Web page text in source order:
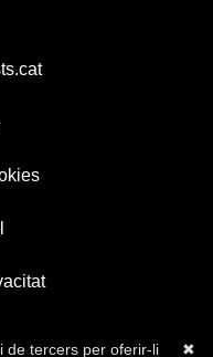
✖
de tercers per oferir-li